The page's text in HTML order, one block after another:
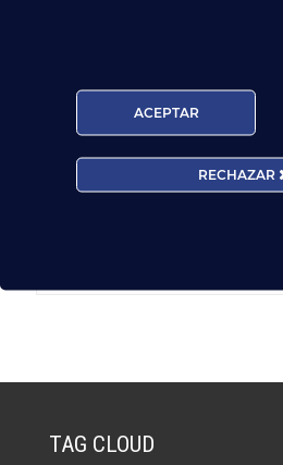
TAG CLOUD
ACEPTAR
RECHAZAR